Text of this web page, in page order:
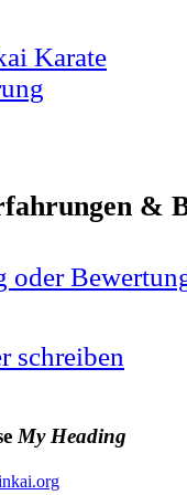
&
oder
schreiben
My Heading